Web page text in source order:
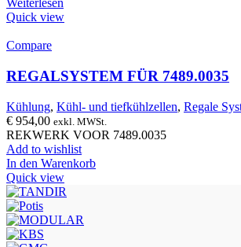
Weiterlesen
Quick view
Compare
REGALSYSTEM FÜR 7489.0035
Kühlung, Kühl- und tiefkühlzellen, Regale
€ 954,00 exkl. MWSt.
REKWERK VOOR 7489.0035
Add to wishlist
In den Warenkorb
Quick view